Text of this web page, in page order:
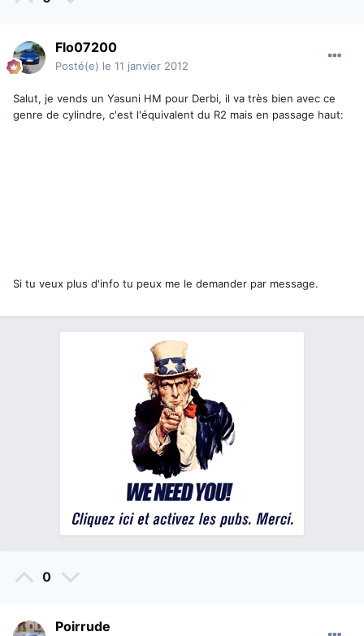
Flo07200
Posté(e) le 11 janvier 2012
Salut, je vends un Yasuni HM pour Derbi, il va très bien avec ce
genre de cylindre, c'est l'équivalent du R2 mais en passage haut:
Si tu veux plus d'info tu peux me le demander par message.
0
Poirrude